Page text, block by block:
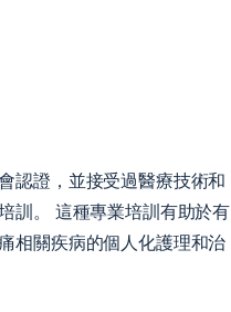
認證，並接受過醫療技術和
訓。 這種專業培訓有助於有
相關疾病的個人化護理和治